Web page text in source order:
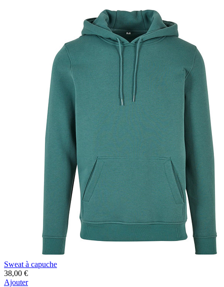
Sweat à capuche
38,00 €
Ajouter